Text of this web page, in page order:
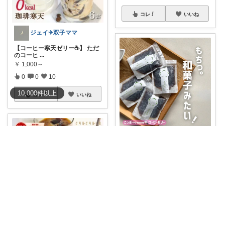
10,000件以上
ジェイ✈双子ママ
【コーヒー寒天ゼリー☕️】 ただ
のコーヒ ...
￥ 1,000～
0 0 10
コレ いいね
コレ いいね